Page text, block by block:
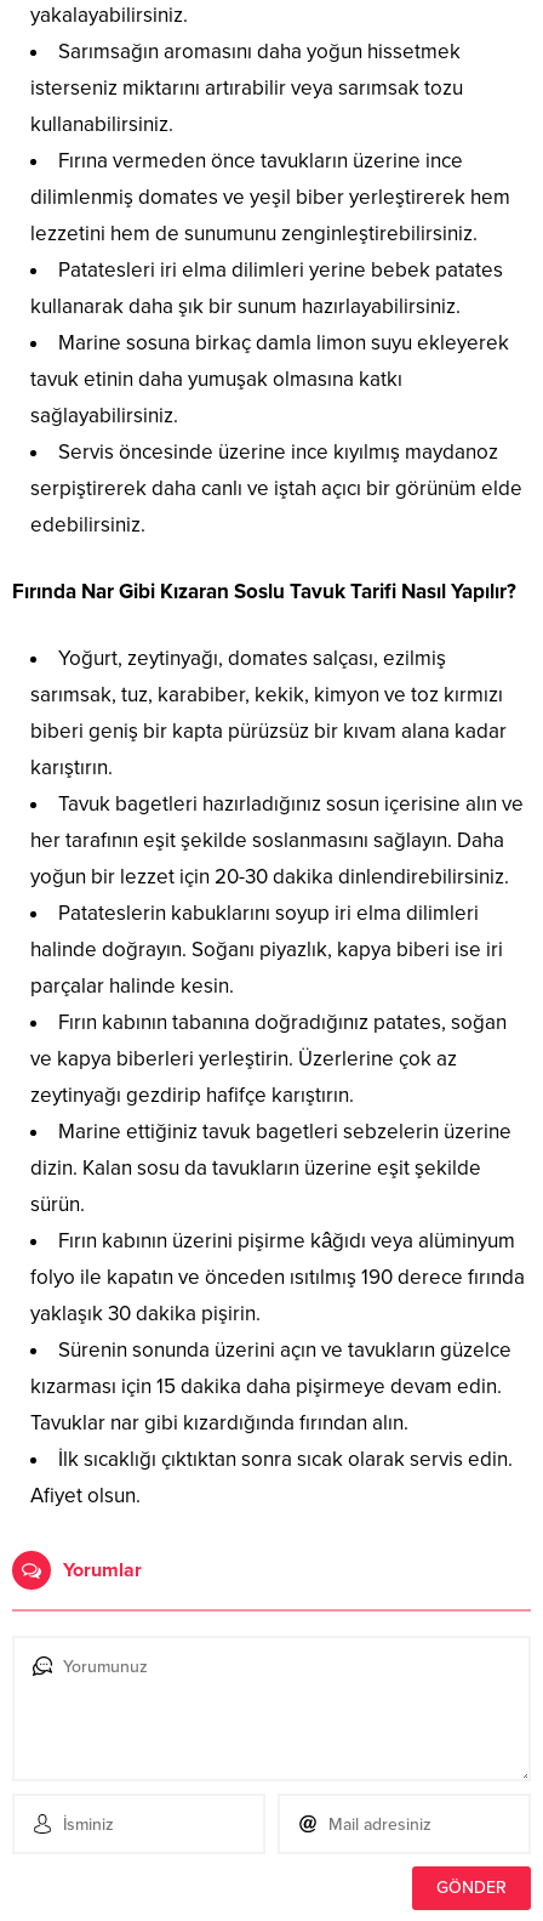
yakalayabilirsiniz.
Sarımsağın aromasını daha yoğun hissetmek
isterseniz miktarını artırabilir veya sarımsak tozu
kullanabilirsiniz.
Fırına vermeden önce tavukların üzerine ince
dilimlenmiş domates ve yeşil biber yerleştirerek hem
lezzetini hem de sunumunu zenginleştirebilirsiniz.
Patatesleri iri elma dilimleri yerine bebek patates
kullanarak daha şık bir sunum hazırlayabilirsiniz.
Marine sosuna birkaç damla limon suyu ekleyerek
tavuk etinin daha yumuşak olmasına katkı
sağlayabilirsiniz.
Servis öncesinde üzerine ince kıyılmış maydanoz
serpiştirerek daha canlı ve iştah açıcı bir görünüm elde
edebilirsiniz.
Fırında Nar Gibi Kızaran Soslu Tavuk Tarifi Nasıl Yapılır?
Yoğurt, zeytinyağı, domates salçası, ezilmiş
sarımsak, tuz, karabiber, kekik, kimyon ve toz kırmızı
biberi geniş bir kapta pürüzsüz bir kıvam alana kadar
karıştırın.
Tavuk bagetleri hazırladığınız sosun içerisine alın ve
her tarafının eşit şekilde soslanmasını sağlayın. Daha
yoğun bir lezzet için 20-30 dakika dinlendirebilirsiniz.
Patateslerin kabuklarını soyup iri elma dilimleri
halinde doğrayın. Soğanı piyazlık, kapya biberi ise iri
parçalar halinde kesin.
Fırın kabının tabanına doğradığınız patates, soğan
ve kapya biberleri yerleştirin. Üzerlerine çok az
zeytinyağı gezdirip hafifçe karıştırın.
Marine ettiğiniz tavuk bagetleri sebzelerin üzerine
dizin. Kalan sosu da tavukların üzerine eşit şekilde
sürün.
Fırın kabının üzerini pişirme kâğıdı veya alüminyum
folyo ile kapatın ve önceden ısıtılmış 190 derece fırında
yaklaşık 30 dakika pişirin.
Sürenin sonunda üzerini açın ve tavukların güzelce
kızarması için 15 dakika daha pişirmeye devam edin.
Tavuklar nar gibi kızardığında fırından alın.
İlk sıcaklığı çıktıktan sonra sıcak olarak servis edin.
Afiyet olsun.
Yorumlar